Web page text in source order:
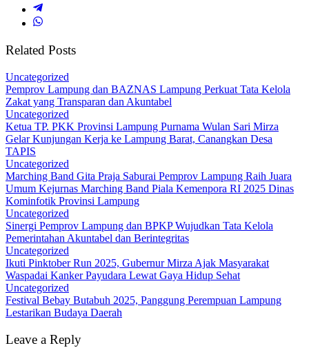
Related Posts
Uncategorized
Pemprov Lampung dan BAZNAS Lampung Perkuat Tata Kelola
Zakat yang Transparan dan Akuntabel
Uncategorized
Ketua TP. PKK Provinsi Lampung Purnama Wulan Sari Mirza
Gelar Kunjungan Kerja ke Lampung Barat, Canangkan Desa
TAPIS
Uncategorized
Marching Band Gita Praja Saburai Pemprov Lampung Raih Juara
Umum Kejurnas Marching Band Piala Kemenpora RI 2025 Dinas
Kominfotik Provinsi Lampung
Uncategorized
Sinergi Pemprov Lampung dan BPKP Wujudkan Tata Kelola
Pemerintahan Akuntabel dan Berintegritas
Uncategorized
Ikuti Pinktober Run 2025, Gubernur Mirza Ajak Masyarakat
Waspadai Kanker Payudara Lewat Gaya Hidup Sehat
Uncategorized
Festival Bebay Butabuh 2025, Panggung Perempuan Lampung
Lestarikan Budaya Daerah
Leave a Reply